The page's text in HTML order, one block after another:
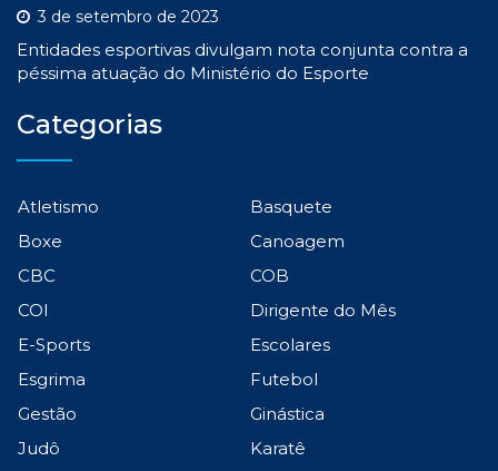
3 de setembro de 2023
Entidades esportivas divulgam nota conjunta contra a
péssima atuação do Ministério do Esporte
Categorias
Atletismo
Basquete
Boxe
Canoagem
CBC
COB
COI
Dirigente do Mês
E-Sports
Escolares
Esgrima
Futebol
Gestão
Ginástica
Judô
Karatê